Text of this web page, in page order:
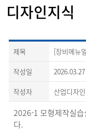
디자인지식
제목 [장비메뉴
작성일 2026.03.27
작성자 산업디자
2026-1 모형제작실
다.